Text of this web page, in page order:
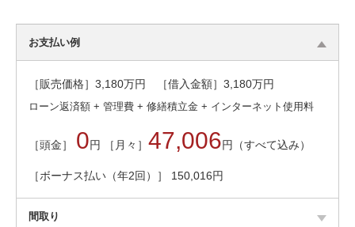
お支払い例
［販売価格］ 3,180万円 ［借入金額］ 3,180万円
ローン返済額 + 管理費 + 修繕積立金 + インターネット使用料
［頭金］ 0円 ［月々］ 47,006円（すべて込み）
［ボーナス払い（年2回）］ 150,016円
間取り